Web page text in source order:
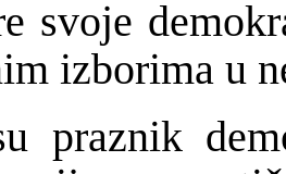
svoje
izborima u
praznik